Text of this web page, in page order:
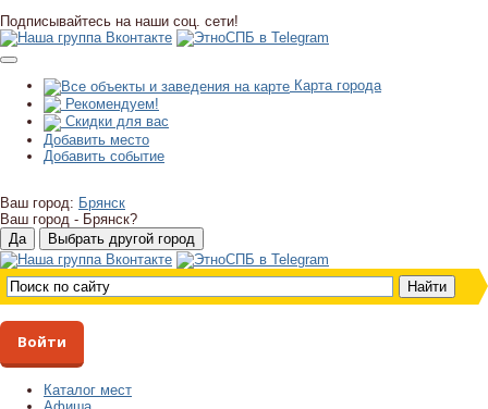
Подписывайтесь на наши соц. сети!
Карта города
Рекомендуем!
Скидки для вас
Добавить место
Добавить событие
Ваш город: Брянск
Ваш город - Брянск?
Войти
Каталог мест
Афиша